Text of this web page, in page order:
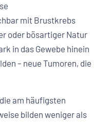
mit Brustkrebs
oder bösartiger Natur
in das Gewebe hinein
– neue Tumoren, die
am häufigsten
bilden weniger als